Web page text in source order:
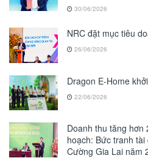
30/06/2026
NRC đặt mục tiêu
26/06/2026
Dragon E-Home
22/06/2026
Doanh thu tăng hơn
hoạch: Bức tranh
Cường Gia Lai năm